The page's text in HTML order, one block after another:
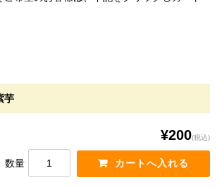
芋
¥200(税込)
数量